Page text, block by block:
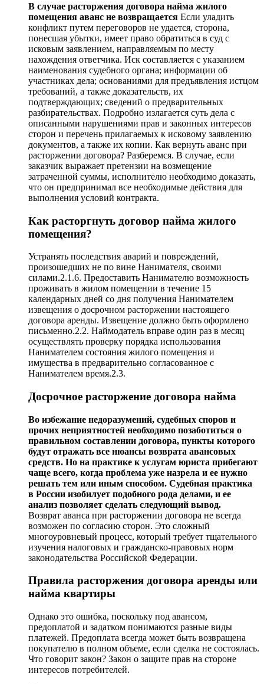
В случае расторжения договора найма жилого
помещения аванс не возвращается Если уладить
конфликт путем переговоров не удается, сторона,
понесшая убытки, имеет право обратиться в суд с
исковым заявлением, направляемым по месту
нахождения ответчика. Иск составляется с указанием
наименования судебного органа; информации об
участниках дела; основаниями для предъявления истцом
требований, а также доказательств, их
подтверждающих; сведений о предварительных
разбирательствах. Подробно излагается суть дела с
описанными нарушениями прав и законных интересов
сторон и перечень прилагаемых к исковому заявлению
документов, а также их копии. Как вернуть аванс при
расторжении договора? Разберемся. В случае, если
заказчик выражает претензии на возмещение
затраченной суммы, исполнителю необходимо доказать,
что он предпринимал все необходимые действия для
выполнения условий контракта.
Как расторгнуть договор найма жилого
помещения?
Устранять последствия аварий и повреждений,
произошедших не по вине Нанимателя, своими
силами.2.1.6. Предоставить Нанимателю возможность
проживать в жилом помещении в течение 15
календарных дней со дня получения Нанимателем
извещения о досрочном расторжении настоящего
договора аренды. Извещение должно быть оформлено
письменно.2.2. Наймодатель вправе один раз в месяц
осуществлять проверку порядка использования
Нанимателем состояния жилого помещения и
имущества в предварительно согласованное с
Нанимателем время.2.3.
Досрочное расторжение договора найма
Во избежание недоразумений, судебных споров и
прочих неприятностей необходимо позаботиться о
правильном составлении договора, пункты которого
будут отражать все нюансы возврата авансовых
средств. Но на практике к услугам юриста прибегают
чаще всего, когда проблема уже назрела и ее нужно
решать тем или иным способом. Судебная практика
в России изобилует подобного рода делами, и ее
анализ позволяет сделать следующий вывод.
Возврат аванса при расторжении договора не всегда
возможен по согласию сторон. Это сложный
многоуровневый процесс, который требует тщательного
изучения налоговых и гражданско-правовых норм
законодательства Российской Федерации.
Правила расторжения договора аренды или
найма квартиры
Однако это ошибка, поскольку под авансом,
предоплатой и задатком понимаются разные виды
платежей. Предоплата всегда может быть возвращена
покупателю в полном объеме, если сделка не состоялась.
Что говорит закон? Закон о защите прав на стороне
интересов потребителей.